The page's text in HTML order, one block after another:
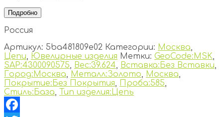
Подробно
Россия
Артикул: 5ba481809e02 Категории: Москва,
Цепи, Ювелирные изделия Метки: GeoCode:MSK,
SAP:4300090575, Вес:39.624, Вставка:Без Вставки,
Город:Москва, Металл:Золото, Москва,
Покрытие:Без Покрытия, Проба:585,
Стиль:База, Тип изделия:Цепь